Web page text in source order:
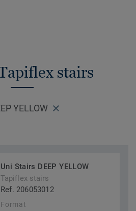
stairs
YELLOW
Uni Stairs DEEP YELLOW
Tapiflex stairs
Ref. 206053012
Format